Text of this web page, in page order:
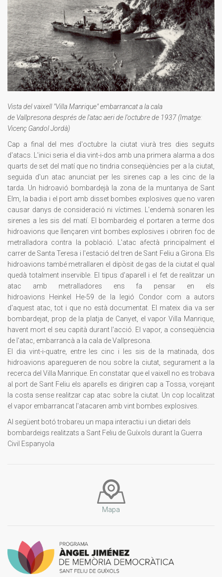
Vista del vaixell "VillaManrique"embarrancat a la cala
de Vallpresonadesprés de l'atac aeri de l'octubre de 1937 (Imatge:
Vicenç Gandol Jordà)
Cap a final del mes d'octubre la ciutat viurà tres dies seguits
d'atacs. L'inici seria el dia vint-i-dos amb una primera alarma a dos
quarts de set del matí que no tindria conseqüències per a la ciutat,
seguida d'un atac anunciat per les sirenes cap a les cinc de la
tarda. Un hidroavió bombardejà la zona de la muntanya de Sant
Elm, la badia i el port amb disset bombes explosives que no varen
causar danys de consideració ni víctimes. L'endemà sonaren les
sirenes a les sis del matí. El bombardeig el portaren a terme dos
hidroavions que llençaren vint bombes explosives i obriren foc de
metralladora contra la població. L'atac afectà principalment el
carrer de Santa Teresa i l'estació del tren de Sant Feliu a Girona. Els
hidroavions també metrallaren el dipòsit de gas de la ciutat el qual
quedà totalment inservible. El tipus d'aparell i el fet de realitzar un
atac amb metralladores ens fa pensar en els
hidroavions Heinkel He-59 de la legió Condorcom a autors
d'aquest atac, tot i que no està documentat. El mateix dia va ser
bombardejat, prop de la platja de Canyet, el vaporVilla Manrique,
havent mort el seu capità durant l'acció. El vapor, a conseqüència
de l'atac, embarrancà a la cala deVallpresona.
El dia vint-i-quatre, entre les cinc i les sis de la matinada, dos
hidroavions aparegueren de nou sobre la ciutat, segurament a la
recerca delVilla Manrique. En constatar que el vaixell no es trobava
al port de Sant Feliu els aparells es dirigiren cap a Tossa, vorejant
la costa sense realitzar cap atac sobre la ciutat. Un cop localitzat
el vapor embarrancat l'atacaren amb vint bombes explosives.
Al següent botó trobareu un mapa interactiu i un dietari dels
bombardeigs realitzats a Sant Feliu de Guíxols durant la Guerra
Civil Espanyola
Mapa